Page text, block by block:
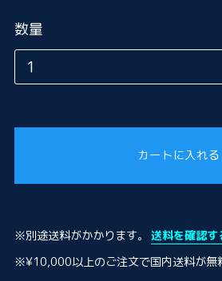
数量
カートに入れる
※別途送料がかかります。 送料を確認す
※¥10,000以上のご注文で国内送料が無